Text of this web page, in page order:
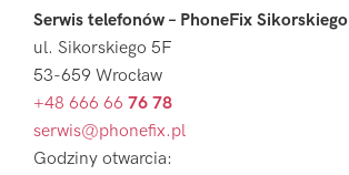
Serwis telefonów – PhoneFix Sikorskiego
ul. Sikorskiego 5F
53-659 Wrocław
+48 666 66 76 78
serwis@phonefix.pl
Godziny otwarcia: